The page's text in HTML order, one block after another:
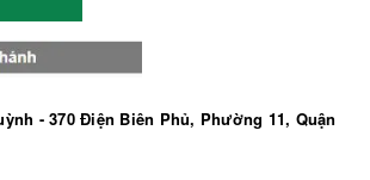
- 370 Điện Biên Phủ, Phường 11, Quận